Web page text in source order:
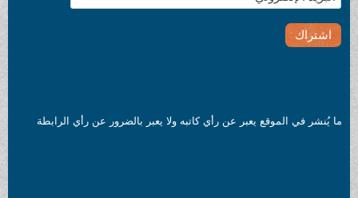
ما يُنشر في الموقع يعبر عن رأي كاتبه ولا يعبر بالضرور عن رأي الرابطة